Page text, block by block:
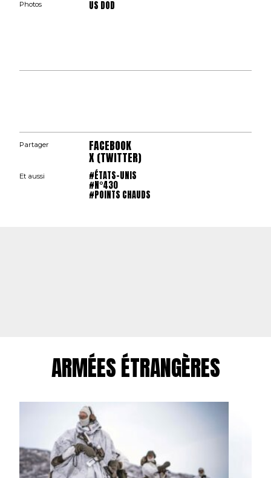
Photos US DOD
Partager FACEBOOK
X (TWITTER)
Et aussi #ÉTATS-UNIS
#N°430
#POINTS CHAUDS
ARMÉES ÉTRANGÈRES